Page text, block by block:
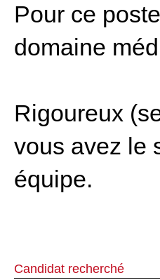
Pour ce
domaine
Rigoureux
vous avez le
équipe.
Candidat recherché